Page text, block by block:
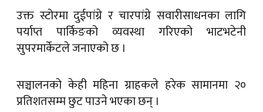
उक्त स्टोरमा दुईपांग्रे र चारपांग्रे सवारीसाधनका लागि
पर्याप्त पार्किङको व्यवस्था गरिएको भाटभटेनी
सुपरमार्केटले जनाएको छ ।
सञ्चालनको केही महिना ग्राहकले हरेक सामानमा २०
प्रतिशतसम्म छुट पाउने भएका छन् ।